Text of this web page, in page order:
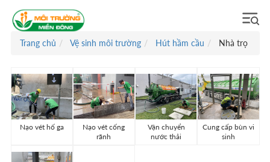
Trang chủ Vệ sinh môi trường Hút hầm cầu Nhà trọ
Nạo vét hố ga
Nạo vét cống
rãnh
Vận chuyển
nước thải
Cung cấp bùn vi
sinh